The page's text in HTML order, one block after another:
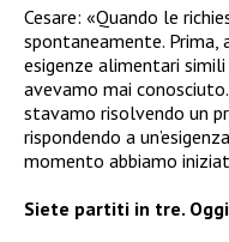
Cesare: «Quando le
spontaneamente. Prima,
esigenze alimentari
avevamo mai
stavamo risolvendo un
rispondendo a
momento abbiamo
Siete partiti in tre.